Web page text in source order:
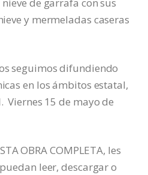
de garrafa con sus
y mermeladas caseras
seguimos difundiendo
en los ámbitos estatal,
Viernes 15 de mayo de
OBRA COMPLETA, les
leer, descargar o